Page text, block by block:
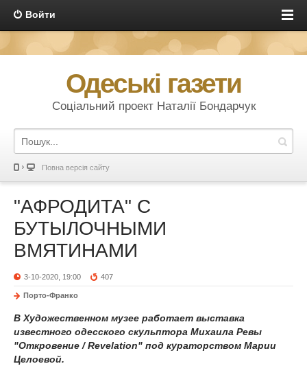
Войти
Одеські газети
Соціальний проект Наталії Бондарчук
Повна версія сайту
"АФРОДИТА" С
БУТЫЛОЧНЫМИ
ВМЯТИНАМИ
3-10-2020, 19:00 407
Порто-Франко
В Художественном музее работает выставка
известного одесского скульптора Михаила Ревы
"Откровение / Revelation" под кураторством Марии
Целоевой.